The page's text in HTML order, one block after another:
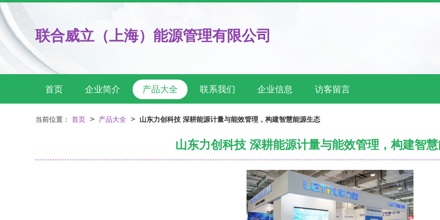
联合威立（上海）能源管理有限公司
首页 企业简介 产品大全 联系我们 企业信息 访客留言
当前位置： 首页 > 产品大全 > 山东力创科技 深耕能源计量与能效管理，构建智慧能源生态
山东力创科技 深耕能源计量与能效管理，构建智